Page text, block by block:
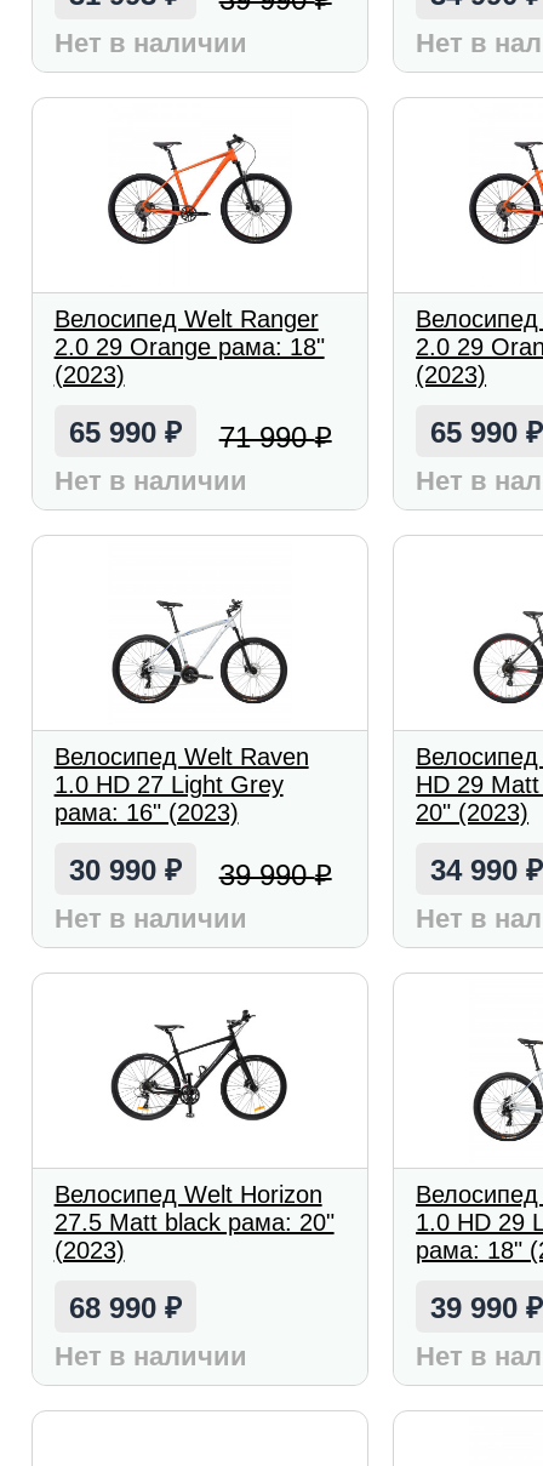
Нет в наличии Нет в
Велосипед Welt Ranger
2.0 29 Orange рама: 18"
(2023)
65 990 ₽ 71 990₽
Нет в наличии
2.0 29
(2023)
65 990₽
Нет в
Велосипед Welt Raven
1.0 HD 27 Light Grey
рама: 16" (2023)
30 990 ₽ 39 990₽
Нет в наличии
HD 29
20" (2023)
34 990₽
Нет в
Велосипед Welt Horizon
27.5 Matt black рама: 20"
(2023)
68 990 ₽
Нет в наличии
1.0 HD 29
рама: 18"
39 990₽
Нет в